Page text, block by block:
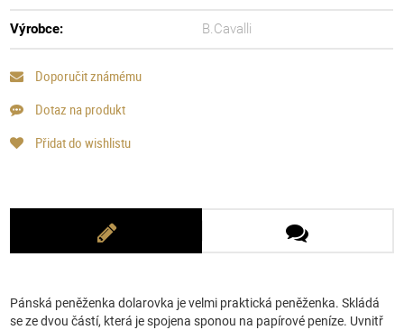
Výrobce: B.Cavalli
Doporučit známému
Dotaz na produkt
Přidat do wishlistu
Pánská peněženka dolarovka je velmi praktická peněženka. Skládá
se ze dvou částí, která je spojena sponou na papírové peníze. Uvnitř